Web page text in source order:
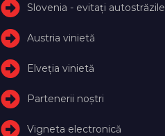
Slovenia - evitați autostrăzile
Austria vinietă
Elveţia vinietă
Partenerii noștri
Vigneta electronică